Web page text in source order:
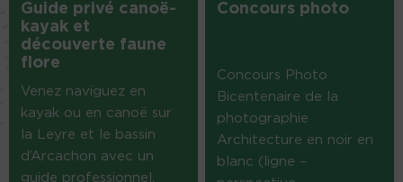
Guide privé canoë-
kayak et
découverte faune
flore
Venez naviguez en
kayak ou en canoë sur
la Leyre et le bassin
d’Arcachon avec un
guide professionnel.
Concours photo
Concours Photo
Bicentenaire de la
photographie
Architecture en noir en
blanc (ligne –